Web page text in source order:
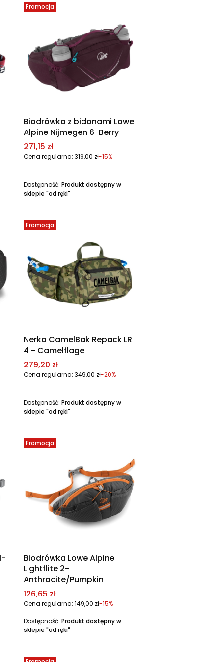
Promocja
Biodrówka z bidonami Lowe
Alpine Nijmegen 6-Berry
Cena promocyjna
271,15 zł
Cena regularna: 319,00 zł-15%
Dostępność: Produkt dostępny w
sklepie "od ręki"
Promocja
Nerka CamelBak Repack LR
4 - Camelflage
Cena promocyjna
279,20 zł
Cena regularna: 349,00 zł-20%
Dostępność: Produkt dostępny w
sklepie "od ręki"
Promocja
Biodrówka Lowe Alpine
Lightflite 2-
Anthracite/Pumpkin
Cena promocyjna
126,65 zł
Cena regularna: 149,00 zł-15%
Dostępność: Produkt dostępny w
sklepie "od ręki"